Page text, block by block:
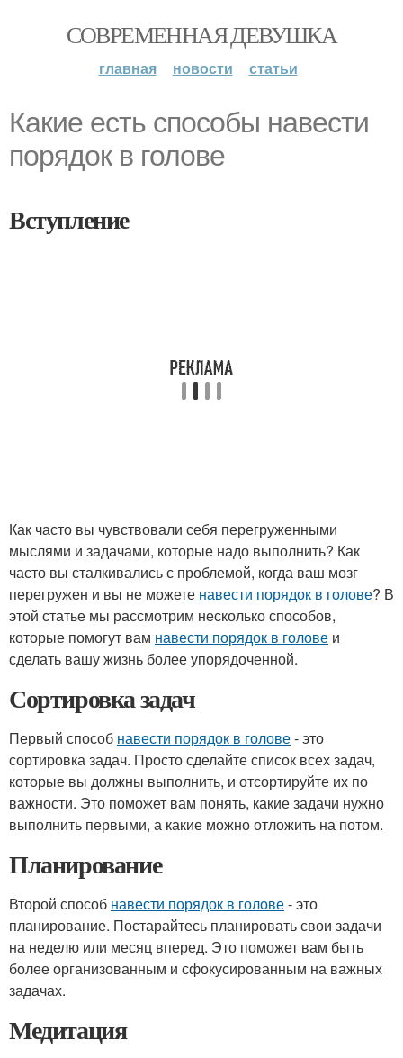
СОВРЕМЕННАЯ ДЕВУШКА
главная новости статьи
Какие есть способы навести
порядок в голове
Вступление
Как часто вы чувствовали себя перегруженными
мыслями и задачами, которые надо выполнить? Как
часто вы сталкивались с проблемой, когда ваш мозг
перегружен и вы не можете навести порядок в голове? В
этой статье мы рассмотрим несколько способов,
которые помогут вам навести порядок в голове и
сделать вашу жизнь более упорядоченной.
Сортировка задач
Первый способ навести порядок в голове- это
сортировка задач. Просто сделайте список всех задач,
которые вы должны выполнить, и отсортируйте их по
важности. Это поможет вам понять, какие задачи нужно
выполнить первыми, а какие можно отложить на потом.
Планирование
Второй способ навести порядок в голове- это
планирование. Постарайтесь планировать свои задачи
на неделю или месяц вперед. Это поможет вам быть
более организованным и сфокусированным на важных
задачах.
Медитация